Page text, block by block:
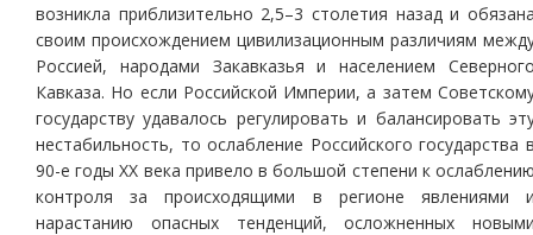
возникла приблизительно 2,5–3 столетия назад и
своим происхождением цивилизационным различиям
Россией, народами Закавказья и населением
Кавказа. Но если Российской Империи, а затем
государству удавалось регулировать и балансировать
нестабильность, то ослабление Российского государства
90-е годы XX века привело в большой степени к
контроля за происходящими в регионе явлениями
нарастанию опасных тенденций, осложненных